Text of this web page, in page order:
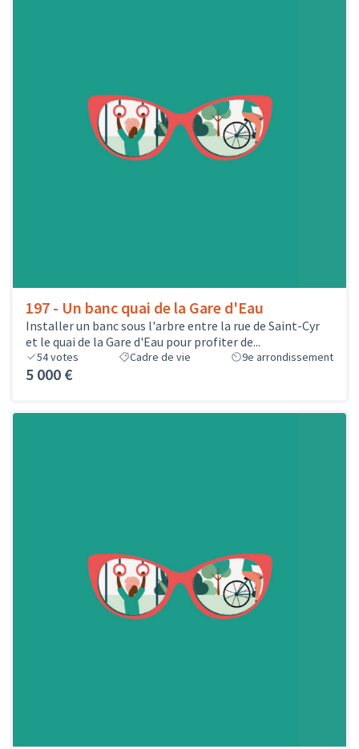
197 - Un banc quai de la Gare d'Eau
Installer un banc sous l'arbre entre la rue de Saint-Cyr
et le quai de la Gare d'Eau pour profiter de...
54votes Cadre de vie 9e arrondissement
5 000 €